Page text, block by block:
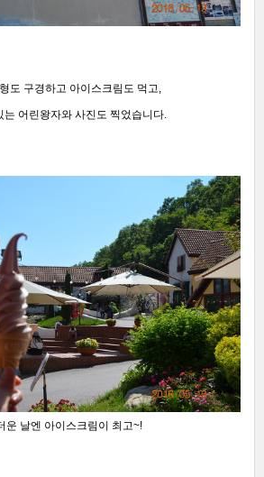
도 구경하고 아이스크림도 먹고,
는 어린왕자와 사진도 찍었습니다.
운 날엔 아이스크림이 최고~!